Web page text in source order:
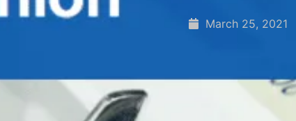
March 25, 2021